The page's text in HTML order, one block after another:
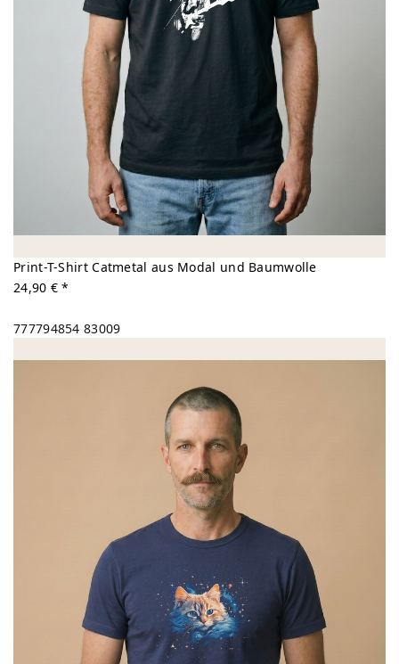
Print-T-Shirt Catmetal aus Modal und Baumwolle
24,90 € *
777794854 83009